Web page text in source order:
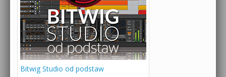
Bitwig Studio od podstaw